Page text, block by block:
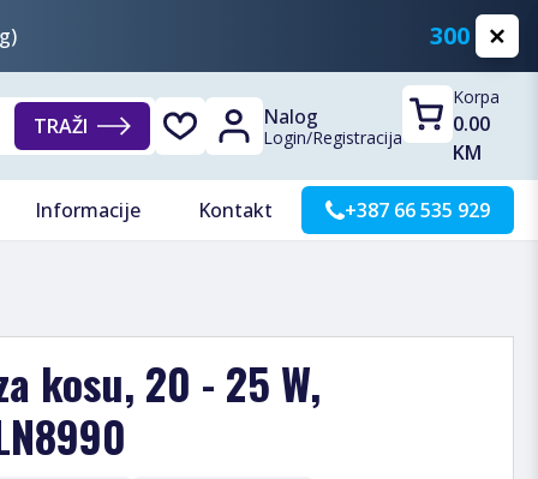
300 KM
TRAŽI Nalog
Login/Registracija
Korpa
0.00
KM
Informacije Kontakt +387 66 535 929
kosu, 20 - 25 W,